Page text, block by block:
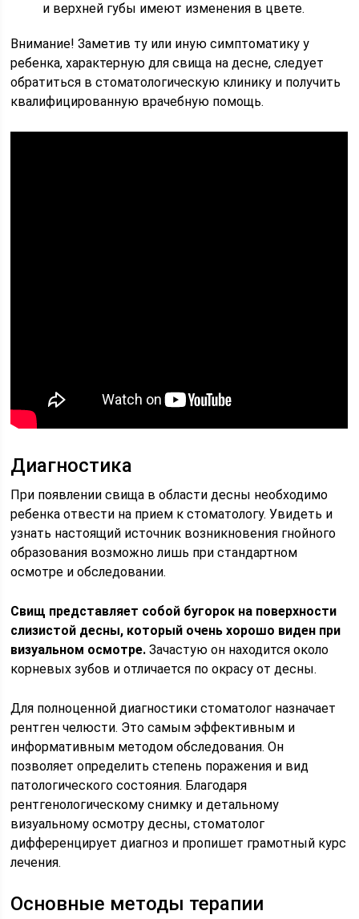
и верхней губы имеют изменения в цвете.
Внимание! Заметив ту или иную симптоматику у
ребенка, характерную для свища на десне, следует
обратиться в стоматологическую клинику и получить
квалифицированную врачебную помощь.
Диагностика
При появлении свища в области десны необходимо
ребенка отвести на прием к стоматологу. Увидеть и
узнать настоящий источник возникновения гнойного
образования возможно лишь при стандартном
осмотре и обследовании.
Свищ представляет собой бугорок на поверхности
слизистой десны, который очень хорошо виден при
визуальном осмотре. Зачастую он находится около
корневых зубов и отличается по окрасу от десны.
Для полноценной диагностики стоматолог назначает
рентген челюсти. Это самым эффективным и
информативным методом обследования. Он
позволяет определить степень поражения и вид
патологического состояния. Благодаря
рентгенологическому снимку и детальному
визуальному осмотру десны, стоматолог
дифференцирует диагноз и пропишет грамотный курс
лечения.
Основные методы терапии